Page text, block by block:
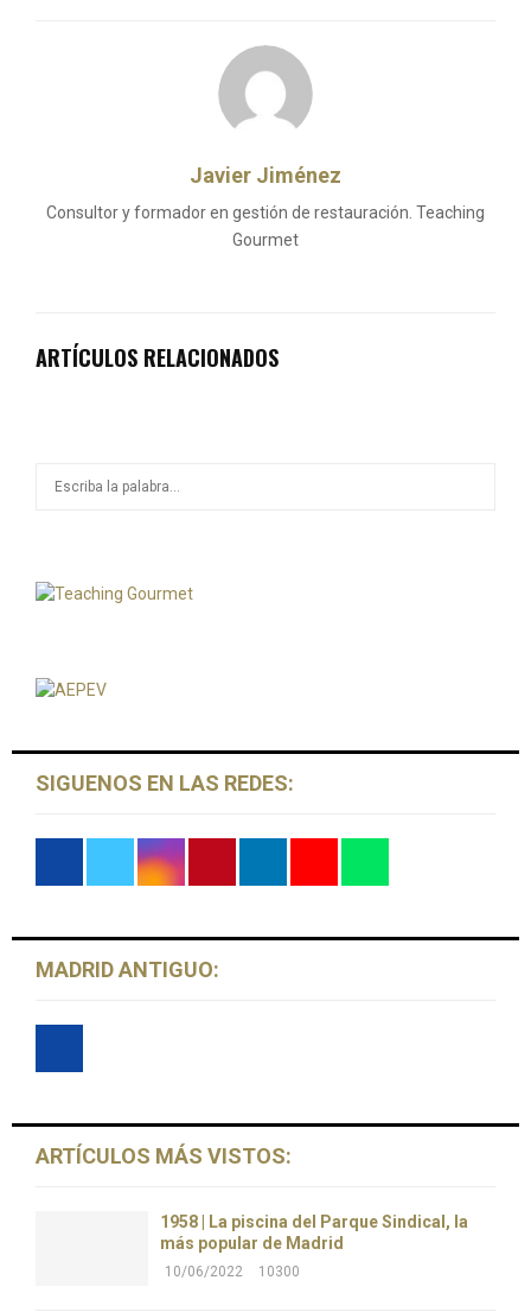
Javier Jiménez
Consultor y formador en gestión de restauración. Teaching
Gourmet
ARTÍCULOS RELACIONADOS
h
r
:
SIGUENOS EN LAS REDES:
MADRID ANTIGUO:
ARTÍCULOS MÁS VISTOS:
1958 | La piscina del Parque Sindical, la
más popular de Madrid
10/06/2022 10300